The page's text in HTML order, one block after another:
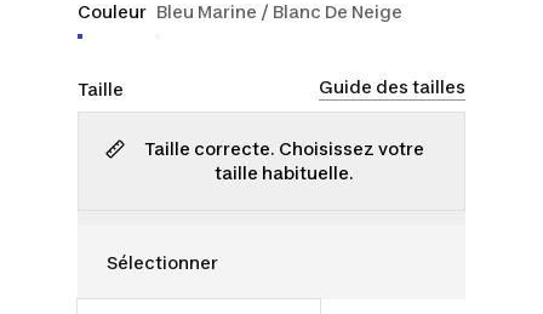
Couleur Bleu Marine / Blanc De Neige
Taille Guide des tailles
Taille correcte. Choisissez votre
taille habituelle.